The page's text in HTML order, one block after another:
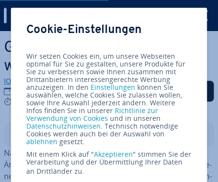
Zum Haupt­in­halt springen
Git Merge: Branches einfach
wieder zu­sam­men­füh­ren
IONOS Redaktion
30.09.2022
4 mins
Auf Facebook teilen
Auf Twitter teilen
Auf LinkedIn teilen
Als be­vor­zug­te Quelle
auf Google hin­zu­fü­gen
In­halts­ver­zeich­nis
Nachdem Sie einen Git Branch ab­ge­spal­tet haben, um
Än­de­run­gen aus­zu­pro­bie­ren, können Sie die ver­schie­de­
nen Zweige mit dem Befehl Git Merge wieder zu­sam­men­
Cookie-Einstellungen
Wir setzen Cookies ein, um unsere Webseiten
optimal für Sie zu gestalten, unsere Produkte für
Sie zu verbessern sowie Ihnen zusammen mit
Drittanbietern interessengerechte Werbung
anzuzeigen. In den Einstellungen können Sie
auswählen, welche Cookies Sie zulassen wollen,
sowie Ihre Auswahl jederzeit ändern. Weitere
Infos finden Sie in unserer Richtlinie zur
Verwendung von Cookies und in unseren
Datenschutzhinweisen. Technisch notwendige
Cookies werden auch bei der Auswahl von
ablehnen gesetzt.
Mit einem Klick auf "Akzeptieren" stimmen Sie der
Verarbeitung und der Übermittlung Ihrer Daten
an Drittländer zu.